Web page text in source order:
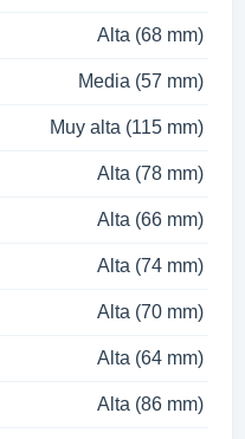
Alta (68 mm)
Media (57 mm)
Muy alta (115 mm)
Alta (78 mm)
Alta (66 mm)
Alta (74 mm)
Alta (70 mm)
Alta (64 mm)
Alta (86 mm)